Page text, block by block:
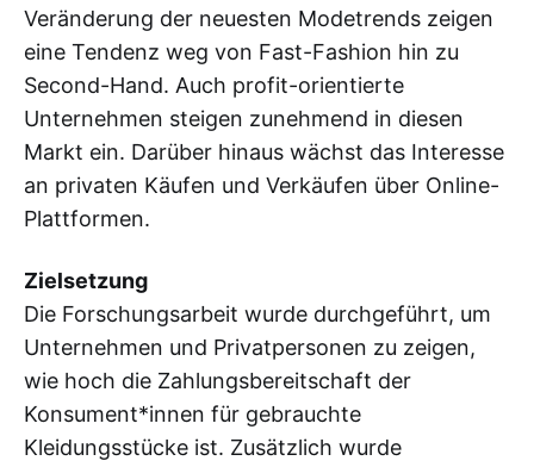
Veränderung der neuesten Modetrends zeigen
eine Tendenz weg von Fast-Fashion hin zu
Second-Hand. Auch profit-orientierte
Unternehmen steigen zunehmend in diesen
Markt ein. Darüber hinaus wächst das Interesse
an privaten Käufen und Verkäufen über Online-
Plattformen.
Zielsetzung
Die Forschungsarbeit wurde durchgeführt, um
Unternehmen und Privatpersonen zu zeigen,
wie hoch die Zahlungsbereitschaft der
Konsument*innen für gebrauchte
Kleidungsstücke ist. Zusätzlich wurde